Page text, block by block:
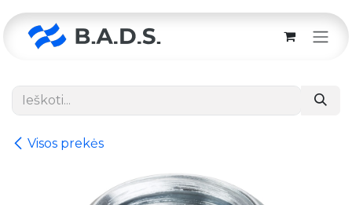
Visos prekės